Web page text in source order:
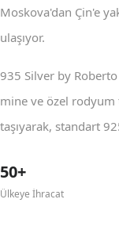
Moskova'dan Çin'e
ulaşıyor.
935 Silver by
mine ve özel
taşıyarak, standart
50+
Ülkeye İhracat